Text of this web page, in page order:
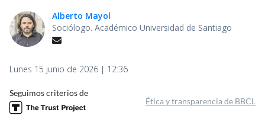
Alberto Mayol
Sociólogo. Académico Universidad de Santiago
Lunes 15 junio de 2026 | 12:36
Seguimos criterios de
Ética y transparencia de BBCL